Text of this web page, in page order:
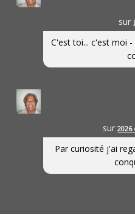
sur
C'est toi... c'est moi
sur
Par curiosité j'ai